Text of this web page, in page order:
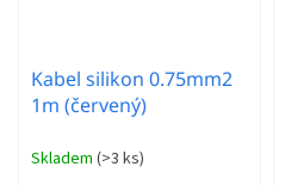
Kabel silikon 0.75mm2
1m (červený)
Skladem (>3 ks)